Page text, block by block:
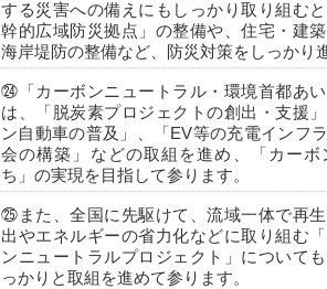
する災害への備えにもしっかり取り組む
幹的広域防災拠点」の整備や、住宅・建
海岸堤防の整備など、防災対策をしっかり
㉔「カーボンニュートラル・環境首都あ
は、「脱炭素プロジェクトの創出・支援
ン自動車の普及」、「EV等の充電インフ
会の構築」などの取組を進め、「カー
ち」の実現を目指して参ります。
㉕また、全国に先駆けて、流域一体で再
出やエネルギーの省力化などに取り組む
ンニュートラルプロジェクト」について
っかりと取組を進めて参ります。